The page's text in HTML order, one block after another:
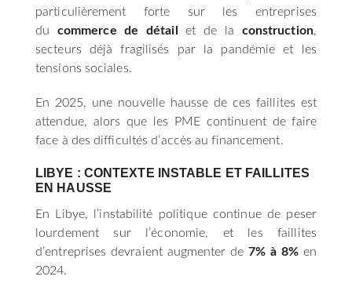
particulièrement forte sur les entreprises
du commerce de détail et de la construction,
secteurs déjà fragilisés par la pandémie et les
tensions sociales.
En 2025, une nouvelle hausse de ces faillites est
attendue, alors que les PME continuent de faire
face à des difficultés d’accès au financement.
LIBYE : CONTEXTE INSTABLE ET FAILLITES
EN HAUSSE
En Libye, l’instabilité politique continue de peser
lourdement sur l’économie, et les faillites
d’entreprises devraient augmenter de7% à 8% en
2024.